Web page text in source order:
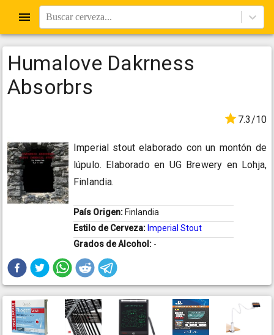
Buscar cerveza...
Humalove Dakrness
Absorbrs
7.3/10
Imperial stout elaborado con un montón de
lúpulo. Elaborado en UG Brewery en Lohja,
Finlandia.
País Origen: Finlandia
Estilo de Cerveza: Imperial Stout
Grados de Alcohol: -